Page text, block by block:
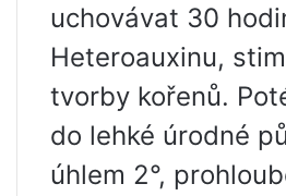
uchovávat 30
Heteroauxinu,
tvorby kořenů.
do lehké úrodné
úhlem 2°,